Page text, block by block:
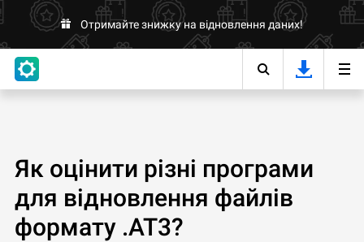
Отримайте знижку на відновлення даних!
Як оцінити різні програми
для відновлення файлів
формату .AT3?